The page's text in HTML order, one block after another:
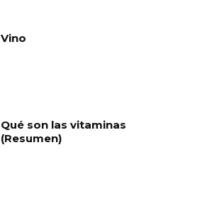
Vino
Qué son las vitaminas
(Resumen)